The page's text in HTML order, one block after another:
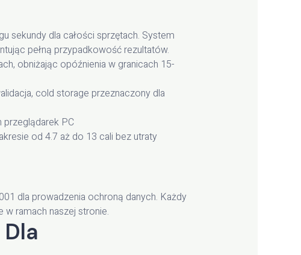
sekundy dla całości sprzętach. System
pełną przypadkowość rezultatów.
obniżając opóźnienia w granicach 15-
cold storage przeznaczony dla
PC
od 4.7 aż do 13 cali bez utraty
dla prowadzenia ochroną danych. Każdy
ramach naszej stronie.